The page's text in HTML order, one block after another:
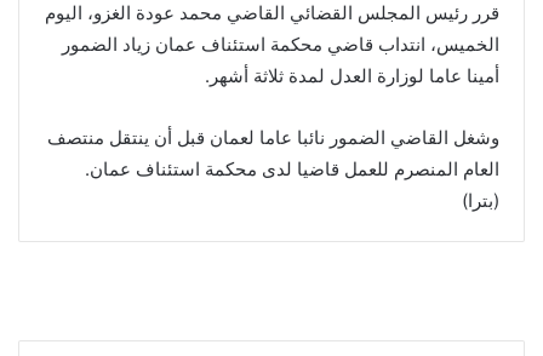
قرر رئيس المجلس القضائي القاضي محمد عودة الغزو، اليوم
الخميس، انتداب قاضي محكمة استئناف عمان زياد الضمور
أمينا عاما لوزارة العدل لمدة ثلاثة أشهر.
وشغل القاضي الضمور نائبا عاما لعمان قبل أن ينتقل منتصف
العام المنصرم للعمل قاضيا لدى محكمة استئناف عمان.
(بترا)